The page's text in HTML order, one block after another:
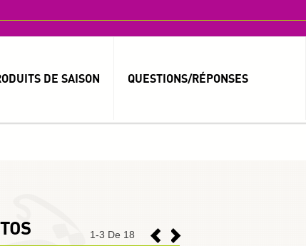
MOT DE PASSE OUBLIÉ ?
DE SAISON QUESTIONS/RÉPONSES
1-3 De 18